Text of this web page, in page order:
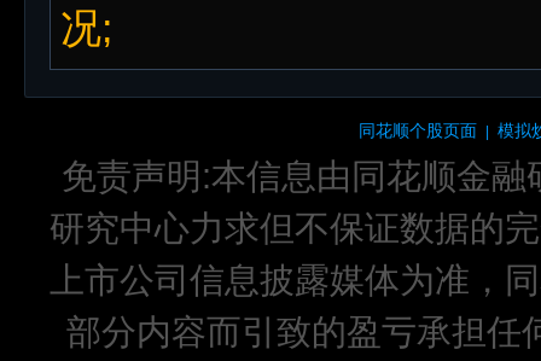
况;
同花顺个股页面 | 模拟
免责声明:本信息由同花顺金
研究中心力求但不保证数据的
上市公司信息披露媒体为准，
部分内容而引致的盈亏承担任